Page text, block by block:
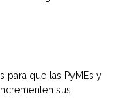
para que las PyMEs y
sus